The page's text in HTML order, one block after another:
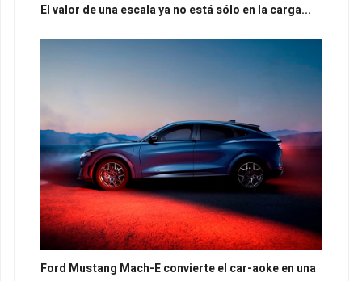
El valor de una escala ya no está sólo en la carga...
Ford Mustang Mach-E convierte el car-aoke en una